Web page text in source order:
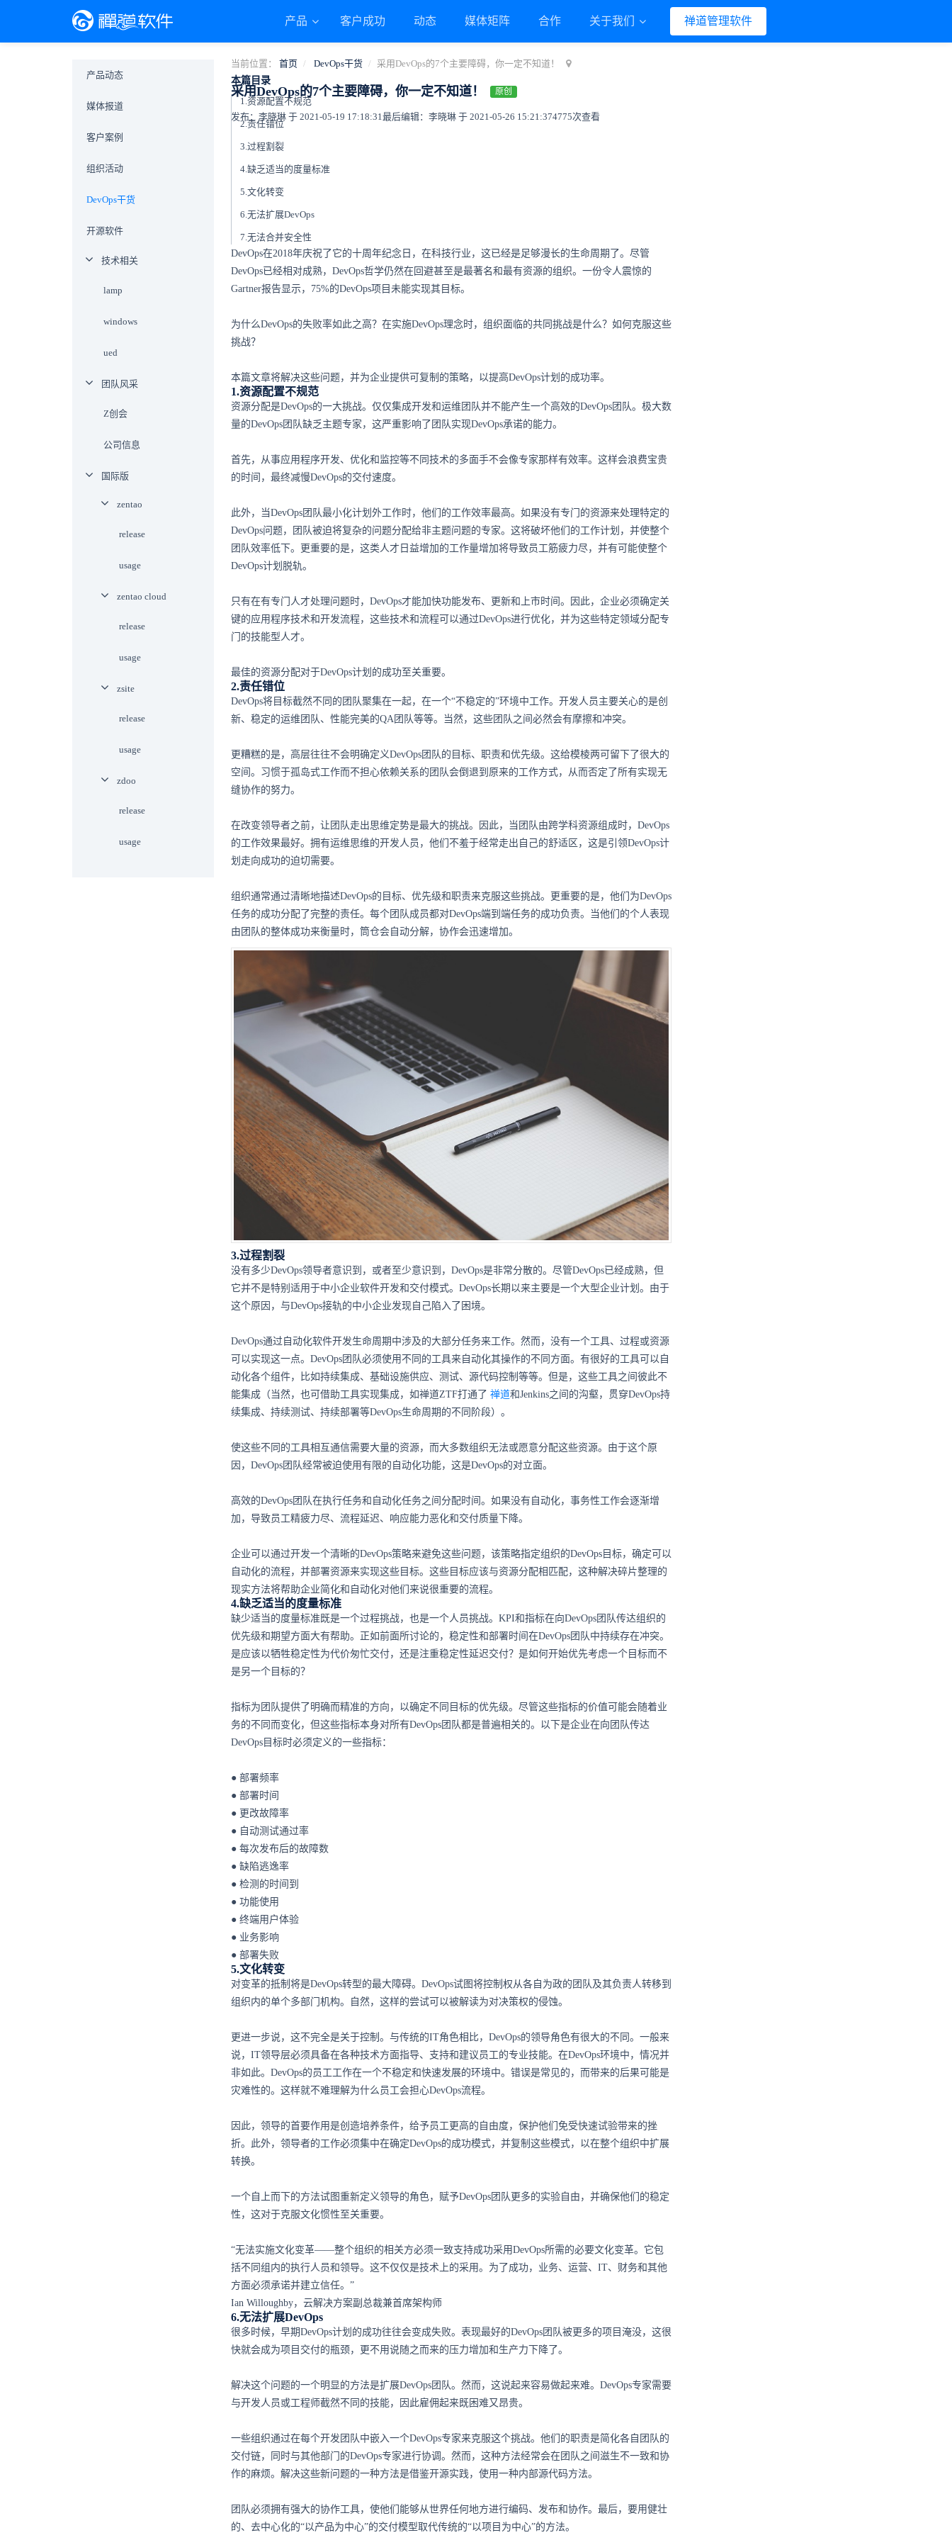
产品 客户成功 动态 媒体矩阵 合作 关于我们 禅道管理软件
当前位置： 首页 DevOps干货 采用DevOps的7个主要障碍，你一定不知道！
采用DevOps的7个主要障碍，你一定不知道！ 原创
发布：李晓琳 于 2021-05-19 17:18:31最后编辑：李晓琳 于 2021-05-26 15:21:374775次查看
本篇目录
1.资源配置不规范
2.责任错位
3.过程割裂
4.缺乏适当的度量标准
5.文化转变
6.无法扩展DevOps
7.无法合并安全性
DevOps在2018年庆祝了它的十周年纪念日，在科技行业，这已经是足够漫长的生命周期了。尽管
DevOps已经相对成熟，DevOps哲学仍然在回避甚至是最著名和最有资源的组织。一份令人震惊的
Gartner报告显示，75%的DevOps项目未能实现其目标。
为什么DevOps的失败率如此之高？在实施DevOps理念时，组织面临的共同挑战是什么？如何克服这些
挑战？
本篇文章将解决这些问题，并为企业提供可复制的策略，以提高DevOps计划的成功率。
1.资源配置不规范
资源分配是DevOps的一大挑战。仅仅集成开发和运维团队并不能产生一个高效的DevOps团队。极大数
量的DevOps团队缺乏主题专家，这严重影响了团队实现DevOps承诺的能力。
首先，从事应用程序开发、优化和监控等不同技术的多面手不会像专家那样有效率。这样会浪费宝贵
的时间，最终减慢DevOps的交付速度。
此外，当DevOps团队最小化计划外工作时，他们的工作效率最高。如果没有专门的资源来处理特定的
DevOps问题，团队被迫将复杂的问题分配给非主题问题的专家。这将破坏他们的工作计划，并使整个
团队效率低下。更重要的是，这类人才日益增加的工作量增加将导致员工筋疲力尽，并有可能使整个
DevOps计划脱轨。
只有在有专门人才处理问题时，DevOps才能加快功能发布、更新和上市时间。因此，企业必须确定关
键的应用程序技术和开发流程，这些技术和流程可以通过DevOps进行优化，并为这些特定领域分配专
门的技能型人才。
最佳的资源分配对于DevOps计划的成功至关重要。
2.责任错位
DevOps将目标截然不同的团队聚集在一起，在一个“不稳定的”环境中工作。开发人员主要关心的是创
新、稳定的运维团队、性能完美的QA团队等等。当然，这些团队之间必然会有摩擦和冲突。
更糟糕的是，高层往往不会明确定义DevOps团队的目标、职责和优先级。这给模棱两可留下了很大的
空间。习惯于孤岛式工作而不担心依赖关系的团队会倒退到原来的工作方式，从而否定了所有实现无
缝协作的努力。
在改变领导者之前，让团队走出思维定势是最大的挑战。因此，当团队由跨学科资源组成时，DevOps
的工作效果最好。拥有运维思维的开发人员，他们不羞于经常走出自己的舒适区，这是引领DevOps计
划走向成功的迫切需要。
组织通常通过清晰地描述DevOps的目标、优先级和职责来克服这些挑战。更重要的是，他们为DevOps
任务的成功分配了完整的责任。每个团队成员都对DevOps端到端任务的成功负责。当他们的个人表现
由团队的整体成功来衡量时，筒仓会自动分解，协作会迅速增加。
3.过程割裂
没有多少DevOps领导者意识到，或者至少意识到，DevOps是非常分散的。尽管DevOps已经成熟，但
它并不是特别适用于中小企业软件开发和交付模式。DevOps长期以来主要是一个大型企业计划。由于
这个原因，与DevOps接轨的中小企业发现自己陷入了困境。
DevOps通过自动化软件开发生命周期中涉及的大部分任务来工作。然而，没有一个工具、过程或资源
可以实现这一点。DevOps团队必须使用不同的工具来自动化其操作的不同方面。有很好的工具可以自
动化各个组件，比如持续集成、基础设施供应、测试、源代码控制等等。但是，这些工具之间彼此不
能集成（当然，也可借助工具实现集成，如禅道ZTF打通了 禅道和Jenkins之间的沟壑，贯穿DevOps持
续集成、持续测试、持续部署等DevOps生命周期的不同阶段）。
使这些不同的工具相互通信需要大量的资源，而大多数组织无法或愿意分配这些资源。由于这个原
因，DevOps团队经常被迫使用有限的自动化功能，这是DevOps的对立面。
高效的DevOps团队在执行任务和自动化任务之间分配时间。如果没有自动化，事务性工作会逐渐增
加，导致员工精疲力尽、流程延迟、响应能力恶化和交付质量下降。
企业可以通过开发一个清晰的DevOps策略来避免这些问题，该策略指定组织的DevOps目标，确定可以
自动化的流程，并部署资源来实现这些目标。这些目标应该与资源分配相匹配，这种解决碎片整理的
现实方法将帮助企业简化和自动化对他们来说很重要的流程。
4.缺乏适当的度量标准
缺少适当的度量标准既是一个过程挑战，也是一个人员挑战。KPI和指标在向DevOps团队传达组织的
优先级和期望方面大有帮助。正如前面所讨论的，稳定性和部署时间在DevOps团队中持续存在冲突。
是应该以牺牲稳定性为代价匆忙交付，还是注重稳定性延迟交付？是如何开始优先考虑一个目标而不
是另一个目标的？
指标为团队提供了明确而精准的方向，以确定不同目标的优先级。尽管这些指标的价值可能会随着业
务的不同而变化，但这些指标本身对所有DevOps团队都是普遍相关的。以下是企业在向团队传达
DevOps目标时必须定义的一些指标：
● 部署频率
● 部署时间
● 更改故障率
● 自动测试通过率
● 每次发布后的故障数
● 缺陷逃逸率
● 检测的时间到
● 功能使用
● 终端用户体验
● 业务影响
● 部署失败
5.文化转变
对变革的抵制将是DevOps转型的最大障碍。DevOps试图将控制权从各自为政的团队及其负责人转移到
组织内的单个多部门机构。自然，这样的尝试可以被解读为对决策权的侵蚀。
更进一步说，这不完全是关于控制。与传统的IT角色相比，DevOps的领导角色有很大的不同。一般来
说，IT领导层必须具备在各种技术方面指导、支持和建议员工的专业技能。在DevOps环境中，情况并
非如此。DevOps的员工工作在一个不稳定和快速发展的环境中。错误是常见的，而带来的后果可能是
灾难性的。这样就不难理解为什么员工会担心DevOps流程。
因此，领导的首要作用是创造培养条件，给予员工更高的自由度，保护他们免受快速试验带来的挫
折。此外，领导者的工作必须集中在确定DevOps的成功模式，并复制这些模式，以在整个组织中扩展
转换。
一个自上而下的方法试图重新定义领导的角色，赋予DevOps团队更多的实验自由，并确保他们的稳定
性，这对于克服文化惯性至关重要。
“无法实施文化变革——整个组织的相关方必须一致支持成功采用DevOps所需的必要文化变革。它包
括不同组内的执行人员和领导。这不仅仅是技术上的采用。为了成功，业务、运营、IT、财务和其他
方面必须承诺并建立信任。”
Ian Willoughby，云解决方案副总裁兼首席架构师
6.无法扩展DevOps
很多时候，早期DevOps计划的成功往往会变成失败。表现最好的DevOps团队被更多的项目淹没，这很
快就会成为项目交付的瓶颈，更不用说随之而来的压力增加和生产力下降了。
解决这个问题的一个明显的方法是扩展DevOps团队。然而，这说起来容易做起来难。DevOps专家需要
与开发人员或工程师截然不同的技能，因此雇佣起来既困难又昂贵。
一些组织通过在每个开发团队中嵌入一个DevOps专家来克服这个挑战。他们的职责是简化各自团队的
交付链，同时与其他部门的DevOps专家进行协调。然而，这种方法经常会在团队之间滋生不一致和协
作的麻烦。解决这些新问题的一种方法是借鉴开源实践，使用一种内部源代码方法。
团队必须拥有强大的协作工具，使他们能够从世界任何地方进行编码、发布和协作。最后，要用健壮
的、去中心化的“以产品为中心”的交付模型取代传统的“以项目为中心”的方法。
产品动态
媒体报道
客户案例
组织活动
DevOps干货
开源软件
技术相关
lamp
windows
ued
团队风采
Z创会
公司信息
国际版
zentao
release
usage
zentao cloud
release
usage
zsite
release
usage
zdoo
release
usage